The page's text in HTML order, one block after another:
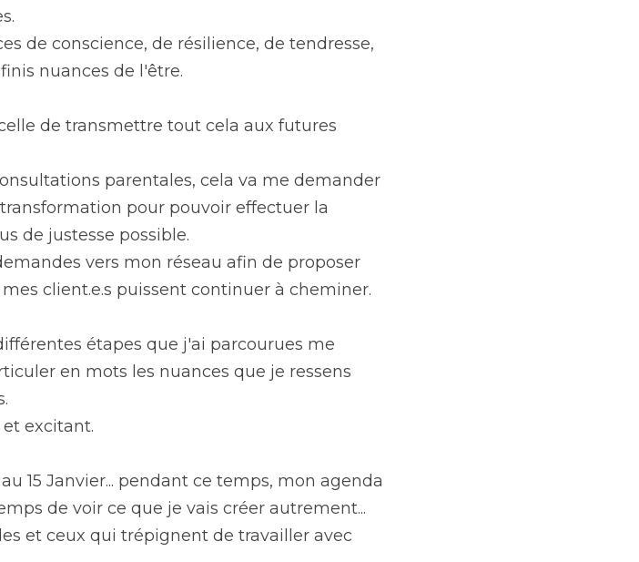
de conscience, de résilience, de tendresse,
nuances de l'être.
de transmettre tout cela aux futures
parentales, cela va me demander
pour pouvoir effectuer la
de justesse possible.
vers mon réseau afin de proposer
client.e.s puissent continuer à cheminer.
étapes que j'ai parcourues me
en mots les nuances que je ressens
excitant.
15 Janvier... pendant ce temps, mon agenda
de voir ce que je vais créer autrement...
et ceux qui trépignent de travailler avec